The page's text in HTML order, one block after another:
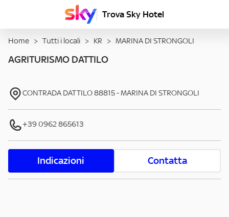
Trova Sky Hotel
Home > Tutti i locali > KR > MARINA DI STRONGOLI
AGRITURISMO DATTILO
CONTRADA DATTILO88815-MARINA DI STRONGOLI
+39 0962 865613
Indicazioni Contatta